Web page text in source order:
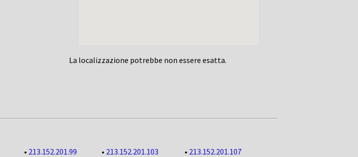
La localizzazione potrebbe non essere esatta.
• 213.152.201.99 • 213.152.201.103 • 213.152.201.107